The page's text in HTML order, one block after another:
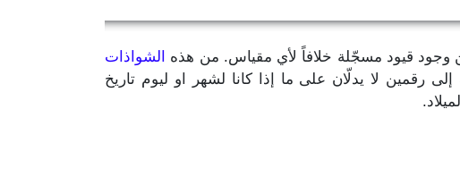
وجود قيود مسجّلة خلافاً لأي مقياس. من هذه
الشواذات
و٣٧٩ قيد يتضمّن سنة الميلاد بالإضافة إلى رقمين لا يدلّان على ما إذا كانا لشهر او ليوم تاريخ